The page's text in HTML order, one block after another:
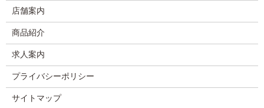
店舗案内
商品紹介
求人案内
プライバシーポリシー
サイトマップ